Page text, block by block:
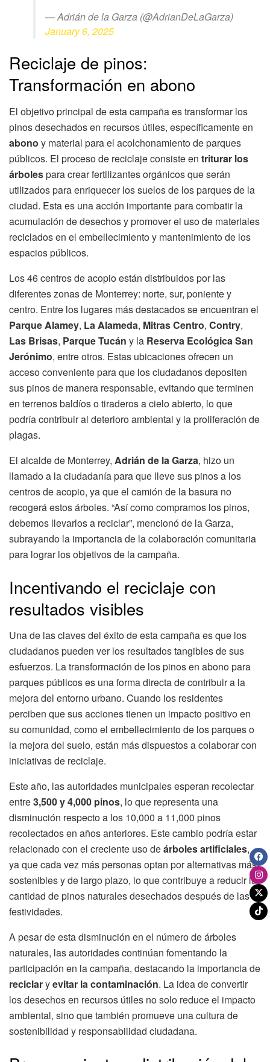
— Adrián de la Garza (@AdrianDeLaGarza)
January 6, 2025
Reciclaje de pinos:
Transformación en abono
El objetivo principal de esta campaña es transformar los
pinos desechados en recursos útiles, específicamente en
abono y material para el acolchonamiento de parques
públicos. El proceso de reciclaje consiste en triturar los
árbolespara crear fertilizantes orgánicos que serán
utilizados para enriquecer los suelos de los parques de la
ciudad. Esta es una acción importante para combatir la
acumulación de desechos y promover el uso de materiales
reciclados en el embellecimiento y mantenimiento de los
espacios públicos.
Los 46 centros de acopio están distribuidos por las
diferentes zonas de Monterrey: norte, sur, poniente y
centro. Entre los lugares más destacados se encuentran el
Parque Alamey, La Alameda, Mitras Centro, Contry,
Las Brisas, Parque Tucán y la Reserva Ecológica San
Jerónimo, entre otros. Estas ubicaciones ofrecen un
acceso conveniente para que los ciudadanos depositen
sus pinos de manera responsable, evitando que terminen
en terrenos baldíos o tiraderos a cielo abierto, lo que
podría contribuir al deterioro ambiental y la proliferación de
plagas.
El alcalde de Monterrey, Adrián de la Garza, hizo un
llamado a la ciudadanía para que lleve sus pinos a los
centros de acopio, ya que el camión de la basura no
recogerá estos árboles. “Así como compramos los pinos,
debemos llevarlos a reciclar”, mencionó de la Garza,
subrayando la importancia de la colaboración comunitaria
para lograr los objetivos de la campaña.
Incentivando el reciclaje con
resultados visibles
Una de las claves del éxito de esta campaña es que los
ciudadanos pueden ver los resultados tangibles de sus
esfuerzos. La transformación de los pinos en abono para
parques públicos es una forma directa de contribuir a la
mejora del entorno urbano. Cuando los residentes
perciben que sus acciones tienen un impacto positivo en
su comunidad, como el embellecimiento de los parques o
la mejora del suelo, están más dispuestos a colaborar con
iniciativas de reciclaje.
Este año, las autoridades municipales esperan recolectar
entre3,500 y 4,000 pinos, lo que representa una
disminución respecto a los 10,000 a 11,000 pinos
recolectados en años anteriores. Este cambio podría estar
relacionado con el creciente uso deárboles artificiales,
ya que cada vez más personas optan por alternativas más
sostenibles y de largo plazo, lo que contribuye a reducir la
cantidad de pinos naturales desechados después de las
festividades.
A pesar de esta disminución en el número de árboles
naturales, las autoridades continúan fomentando la
participación en la campaña, destacando la importancia de
reciclaryevitar la contaminación. La idea de convertir
los desechos en recursos útiles no solo reduce el impacto
ambiental, sino que también promueve una cultura de
sostenibilidad y responsabilidad ciudadana.